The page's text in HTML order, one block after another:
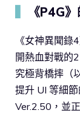
《P4G
《女神異聞
開熱血對戰的
究極背橋摔（
提升 UI 等細
Ver.2.50，並